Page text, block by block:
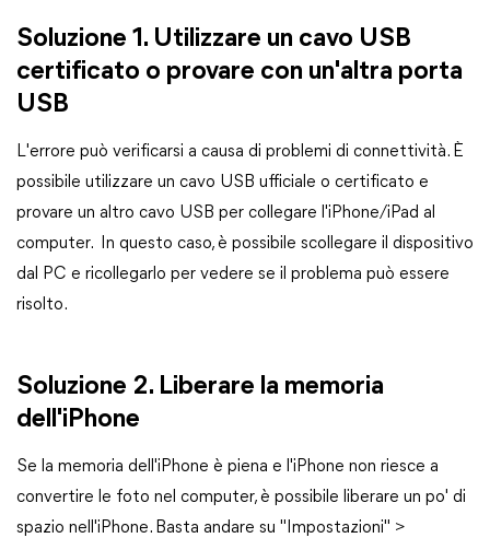
Soluzione 1. Utilizzare un cavo USB
certificato o provare con un'altra porta
USB
L'errore può verificarsi a causa di problemi di connettività. È
possibile utilizzare un cavo USB ufficiale o certificato e
provare un altro cavo USB per collegare l'iPhone/iPad al
computer. In questo caso, è possibile scollegare il dispositivo
dal PC e ricollegarlo per vedere se il problema può essere
risolto.
Soluzione 2. Liberare la memoria
dell'iPhone
Se la memoria dell'iPhone è piena e l'iPhone non riesce a
convertire le foto nel computer, è possibile liberare un po' di
spazio nell'iPhone. Basta andare su "Impostazioni" >